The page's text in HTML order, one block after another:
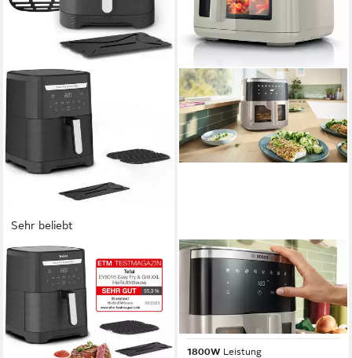
Sehr beliebt
TEFAL
Heißluftfritteuse Easy Fry &
Grill EY8018 XXL, 2-in-1
Heissluftfritteuse & Grill, 8
Programme
Leistung
BOSCH
Heißluftfritteuse XXL Air
Fryer Serie 6, MAF671C0,
7,1l, Fenster, 7 Programme,
creme
1800W Leistung